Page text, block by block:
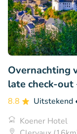
Overnachting
late check-
8.8 Uitstekend
Koener Hotel